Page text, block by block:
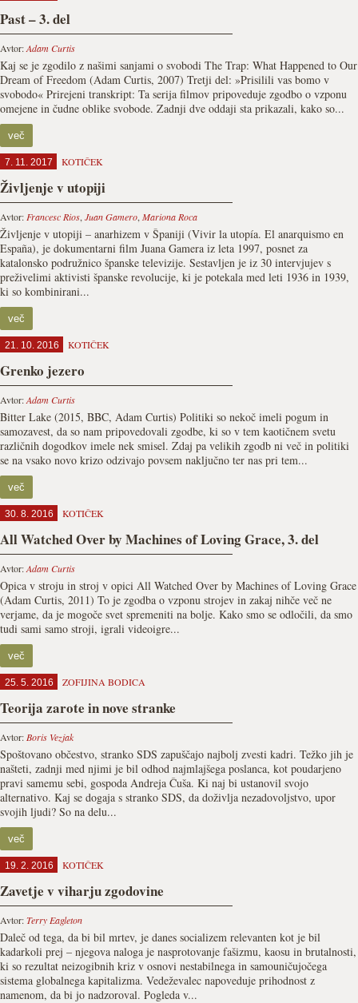
Past – 3. del
Avtor:Adam Curtis
Kaj se je zgodilo z našimi sanjami o svobodi The Trap: What Happened to Our
Dream of Freedom (Adam Curtis, 2007) Tretji del: »Prisilili vas bomo v
svobodo« Prirejeni transkript: Ta serija filmov pripoveduje zgodbo o vzponu
omejene in čudne oblike svobode. Zadnji dve oddaji sta prikazali, kako so...
več
7. 11. 2017 KOTIČEK
Življenje v utopiji
Avtor: Francesc Rios, Juan Gamero, Mariona Roca
Življenje v utopiji – anarhizem v Španiji (Vivir la utopía. El anarquismo en
España), je dokumentarni film Juana Gamera iz leta 1997, posnet za
katalonsko podružnico španske televizije. Sestavljen je iz 30 intervjujev s
preživelimi aktivisti španske revolucije, ki je potekala med leti 1936 in 1939,
ki so kombinirani...
več
21. 10. 2016 KOTIČEK
Grenko jezero
Avtor:Adam Curtis
Bitter Lake (2015, BBC, Adam Curtis) Politiki so nekoč imeli pogum in
samozavest, da so nam pripovedovali zgodbe, ki so v tem kaotičnem svetu
različnih dogodkov imele nek smisel. Zdaj pa velikih zgodb ni več in politiki
se na vsako novo krizo odzivajo povsem naključno ter nas pri tem...
več
30. 8. 2016 KOTIČEK
All Watched Over by Machines of Loving Grace, 3. del
Avtor:Adam Curtis
Opica v stroju in stroj v opici All Watched Over by Machines of Loving Grace
(Adam Curtis, 2011) To je zgodba o vzponu strojev in zakaj nihče več ne
verjame, da je mogoče svet spremeniti na bolje. Kako smo se odločili, da smo
tudi sami samo stroji, igrali videoigre...
več
25. 5. 2016 ZOFIJINA BODICA
Teorija zarote in nove stranke
Avtor: Boris Vezjak
Spoštovano občestvo, stranko SDS zapuščajo najbolj zvesti kadri. Težko jih je
našteti, zadnji med njimi je bil odhod najmlajšega poslanca, kot poudarjeno
pravi samemu sebi, gospoda Andreja Čuša. Ki naj bi ustanovil svojo
alternativo. Kaj se dogaja s stranko SDS, da doživlja nezadovoljstvo, upor
svojih ljudi? So na delu...
več
19. 2. 2016 KOTIČEK
Zavetje v viharju zgodovine
Avtor:Terry Eagleton
Daleč od tega, da bi bil mrtev, je danes socializem relevanten kot je bil
kadarkoli prej – njegova naloga je nasprotovanje fašizmu, kaosu in brutalnosti,
ki so rezultat neizogibnih kriz v osnovi nestabilnega in samouničujočega
sistema globalnega kapitalizma. Vedeževalec napoveduje prihodnost z
namenom, da bi jo nadzoroval. Pogleda v...